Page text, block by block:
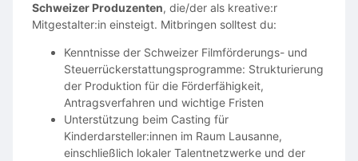
Silent role.
reinforces the authority of the organization.
NOAH (VOICE ONLY)
Boy | Playing Age: 3–5
Schweizer Produzenten, die/der als kreative:r
Mitgestalter:in einsteigt. Mitbringen solltest du:
Kenntnisse der Schweizer Filmförderungs- und
Steuerrückerstattungsprogramme: Strukturierung
der Produktion für die Förderfähigkeit,
Antragsverfahren und wichtige Fristen
Unterstützung beim Casting für
Kinderdarsteller:innen im Raum Lausanne,
einschließlich lokaler Talentnetzwerke und der